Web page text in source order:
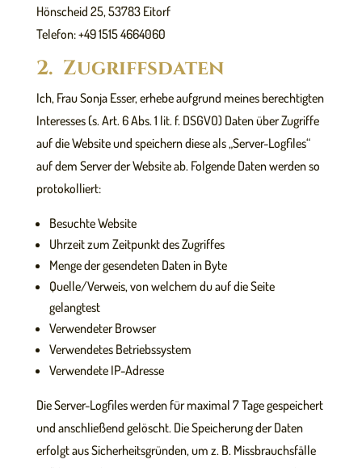
Hönscheid 25, 53783 Eitorf
Telefon: +49 1515 4664060
2. Zugriffsdaten
Ich, Frau Sonja Esser, erhebe aufgrund meines berechtigten
Interesses (s. Art. 6 Abs. 1 lit. f. DSGVO) Daten über Zugriffe
auf die Website und speichern diese als „Server-Logfiles“
auf dem Server der Website ab. Folgende Daten werden so
protokolliert:
Besuchte Website
Uhrzeit zum Zeitpunkt des Zugriffes
Menge der gesendeten Daten in Byte
Quelle/Verweis, von welchem du auf die Seite
gelangtest
Verwendeter Browser
Verwendetes Betriebssystem
Verwendete IP-Adresse
Die Server-Logfiles werden für maximal 7 Tage gespeichert
und anschließend gelöscht. Die Speicherung der Daten
erfolgt aus Sicherheitsgründen, um z. B. Missbrauchsfälle